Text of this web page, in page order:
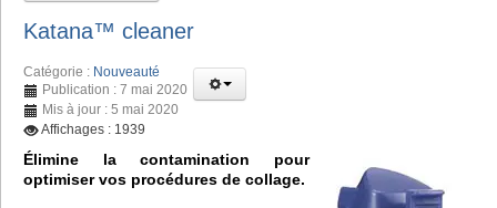
Katana™ cleaner
Catégorie : Nouveauté
Publication : 7 mai 2020
Mis à jour : 5 mai 2020
Affichages : 1939
Élimine la contamination pour
optimiser vos procédures de collage.